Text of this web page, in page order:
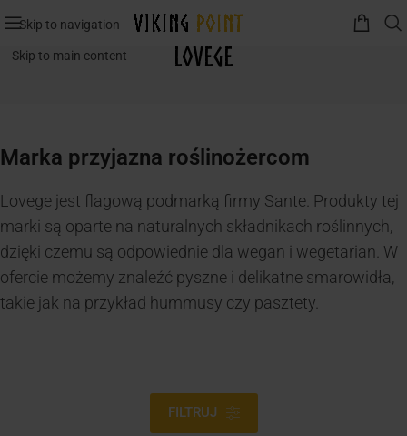
Skip to navigation
Skip to main content Lovege
Marka przyjazna roślinożercom
Lovege jest flagową podmarką firmy Sante. Produkty tej
marki są oparte na naturalnych składnikach roślinnych,
dzięki czemu są odpowiednie dla wegan i wegetarian. W
ofercie możemy znaleźć pyszne i delikatne smarowidła,
takie jak na przykład hummusy czy pasztety.
FILTRUJ